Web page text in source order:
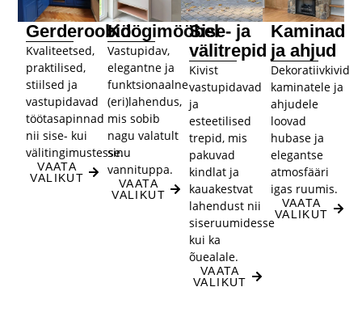
Gerderoobid
Kvaliteetsed,
praktilised,
stiilsed ja
vastupidavad
töötasapinnad
nii sise- kui
välitingimustesse.
VAATA
VALIKUT
Köögimööbel
Vastupidav,
elegantne ja
funktsionaalne
(eri)lahendus,
mis sobib
nagu valatult
sinu
vannituppa.
VAATA
VALIKUT
Sise- ja
välitrepid​
Kivist
vastupidavad
ja
esteetilised
trepid, mis
pakuvad
kindlat ja
kauakestvat
lahendust nii
siseruumidesse
kui ka
õuealale.
VAATA
VALIKUT
Kaminad
ja ahjud
Dekoratiivkivid
kaminatele ja
ahjudele
loovad
hubase ja
elegantse
atmosfääri
igas ruumis.
VAATA
VALIKUT